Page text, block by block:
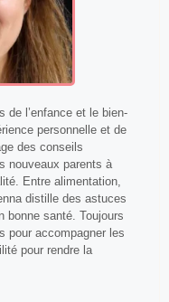
de l’enfance et le bien-
personnelle et de
des conseils
nouveaux parents à
Entre alimentation,
distille des astuces
bonne santé. Toujours
pour accompagner les
pour rendre la